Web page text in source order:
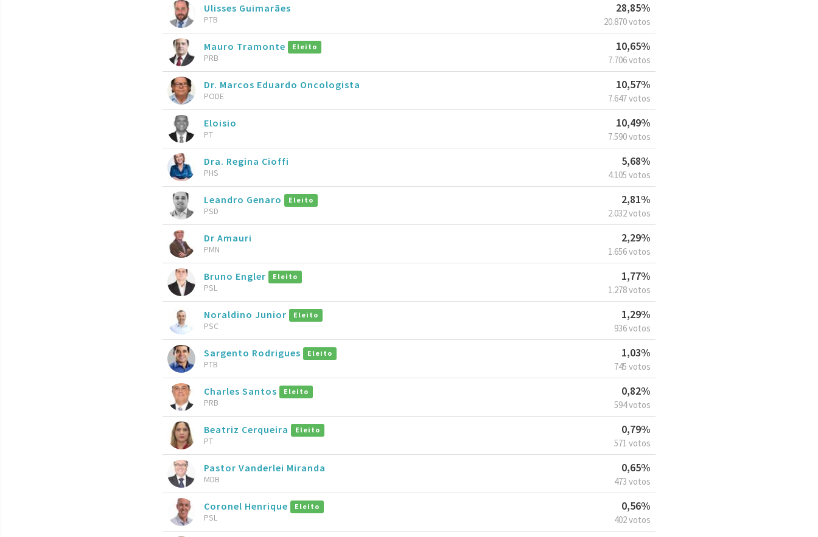
Ulisses Guimarães
PTB
28,85%
20.870 votos
Mauro Tramonte Eleito
PRB
10,65%
7.706 votos
Dr. Marcos Eduardo Oncologista
PODE
10,57%
7.647 votos
Eloisio
PT
10,49%
7.590 votos
Dra. Regina Cioffi
PHS
5,68%
4.105 votos
Leandro Genaro Eleito
PSD
2,81%
2.032 votos
Dr Amauri
PMN
2,29%
1.656 votos
Bruno Engler Eleito
PSL
1,77%
1.278 votos
Noraldino Junior Eleito
PSC
1,29%
936 votos
Sargento Rodrigues Eleito
PTB
1,03%
745 votos
Charles Santos Eleito
PRB
0,82%
594 votos
Beatriz Cerqueira Eleito
PT
0,79%
571 votos
Pastor Vanderlei Miranda
MDB
0,65%
473 votos
Coronel Henrique Eleito
PSL
0,56%
402 votos